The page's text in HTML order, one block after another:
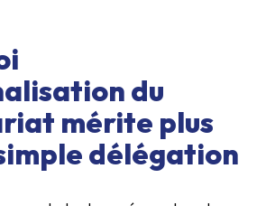
du
mérite plus
délégation